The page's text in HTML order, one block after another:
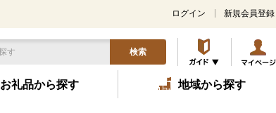
ログイン 新規会員登録
検索
お礼品から探す 地域から探す